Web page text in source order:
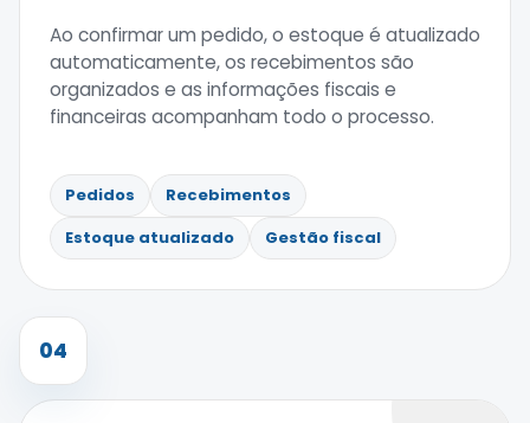
Ao confirmar um pedido, o estoque é atualizado
automaticamente, os recebimentos são
organizados e as informações fiscais e
financeiras acompanham todo o processo.
Pedidos
Recebimentos
Estoque atualizado
Gestão fiscal
04